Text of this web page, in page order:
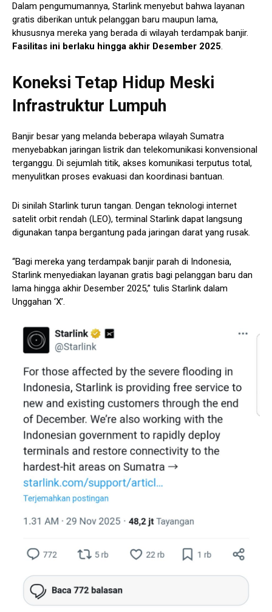
Dalam pengumumannya, Starlink menyebut bahwa layanan
gratis diberikan untuk pelanggan baru maupun lama,
khususnya mereka yang berada di wilayah terdampak banjir.
Fasilitas ini berlaku hingga akhir Desember 2025.
Koneksi Tetap Hidup Meski
Infrastruktur Lumpuh
Banjir besar yang melanda beberapa wilayah Sumatra
menyebabkan jaringan listrik dan telekomunikasi konvensional
terganggu. Di sejumlah titik, akses komunikasi terputus total,
menyulitkan proses evakuasi dan koordinasi bantuan.
Di sinilah Starlink turun tangan. Dengan teknologi internet
satelit orbit rendah (LEO), terminal Starlink dapat langsung
digunakan tanpa bergantung pada jaringan darat yang rusak.
“Bagi mereka yang terdampak banjir parah di Indonesia,
Starlink menyediakan layanan gratis bagi pelanggan baru dan
lama hingga akhir Desember 2025,” tulis Starlink dalam
Unggahan ‘X’.